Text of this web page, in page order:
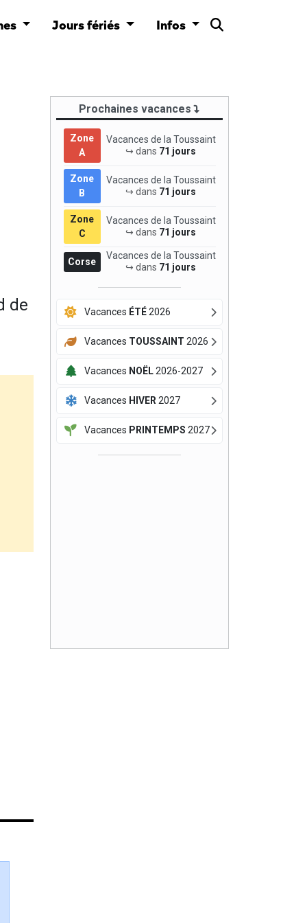
Jours fériés Infos
de
Prochaines vacances
Zone
A
Vacances de la Toussaint
↪ dans 71 jours
Zone
B
Vacances de la Toussaint
↪ dans 71 jours
Zone
C
Vacances de la Toussaint
↪ dans 71 jours
Corse
Vacances de la Toussaint
↪ dans 71 jours
Vacances ÉTÉ2026
Vacances TOUSSAINT 2026
Vacances NOËL2026-2027
Vacances HIVER 2027
Vacances PRINTEMPS 2027